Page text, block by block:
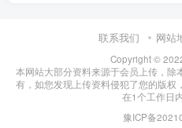
联系我们 网站
Copyright ©
本网站大部分资料来源于会员上传，
有，如您发现上传资料侵犯了您的版权
在1个工作日
豫ICP备